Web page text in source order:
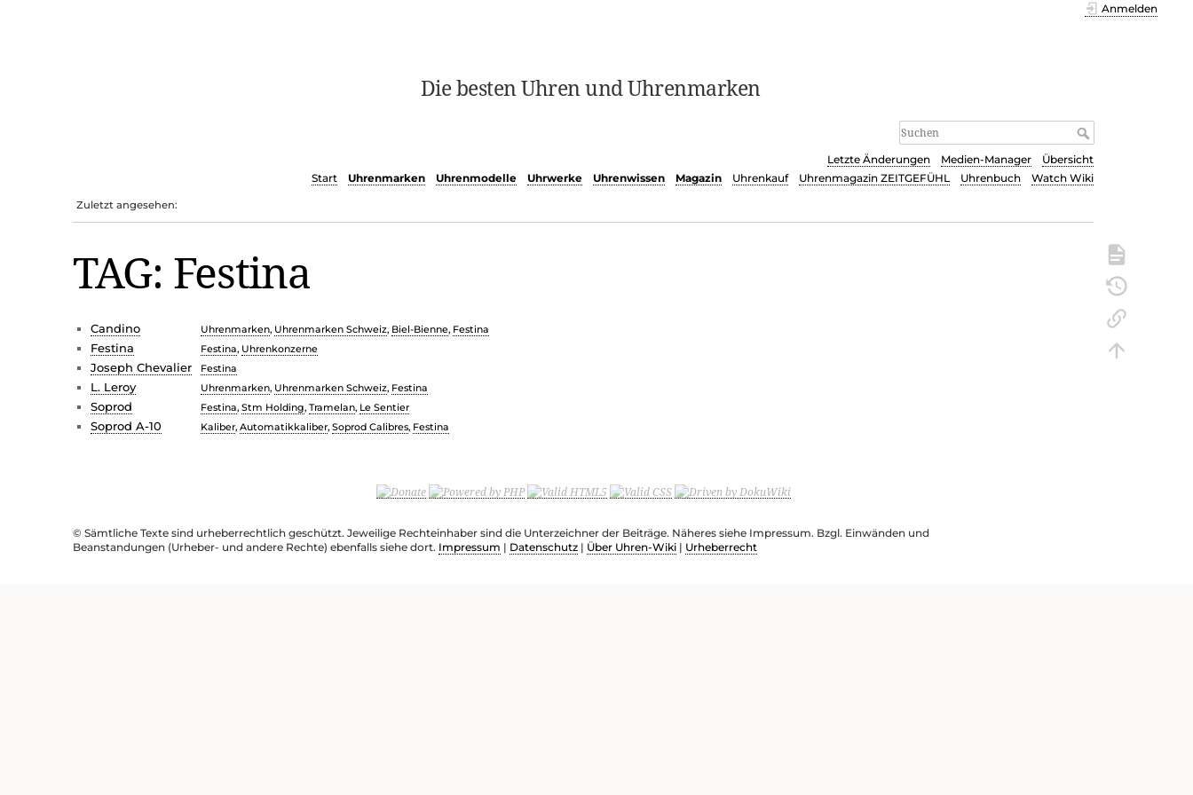
Die besten Uhren und Uhrenmarken
Anmelden
Letzte Änderungen Medien-Manager
Übersicht
Start
Uhrenmarken Uhrenmodelle Uhrwerke Uhrenwissen Magazin Uhrenkauf Uhrenmagazin ZEITGEFÜHL Uhrenbuch Watch Wiki
Zuletzt angesehen:
TAG: Festina
Candino Uhrenmarken, Uhrenmarken Schweiz, Biel-Bienne, Festina
Festina Festina, Uhrenkonzerne
Joseph Chevalier Festina
L. Leroy Uhrenmarken, Uhrenmarken Schweiz, Festina
Soprod Festina, Stm Holding, Tramelan, Le Sentier
Soprod A-10 Kaliber, Automatikkaliber, Soprod Calibres, Festina
© Sämtliche Texte sind urheberrechtlich geschützt. Jeweilige Rechteinhaber sind die Unterzeichner der Beiträge. Näheres siehe Impressum. Bzgl. Einwänden und
Beanstandungen (Urheber- und andere Rechte) ebenfalls siehe dort. Impressum | Datenschutz | Über Uhren-Wiki | Urheberrecht